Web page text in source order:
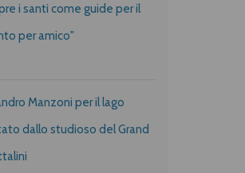
i santi come guide per il
per amico"
Manzoni per il lago
dallo studioso del Grand